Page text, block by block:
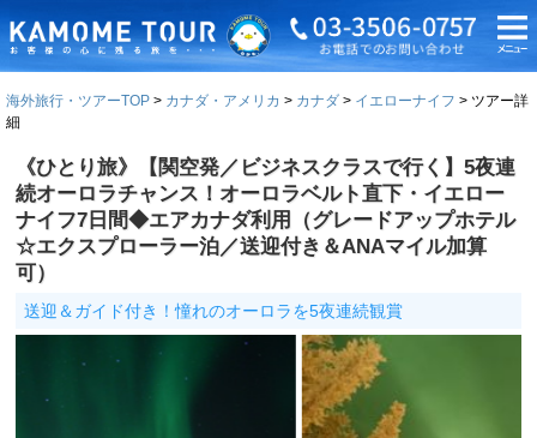
海外旅行・ツアーTOP カナダ・アメリカ カナダ イエローナイフ
ツアー詳
細
《ひとり旅》【関空発／ビジネスクラスで行く】5夜連
続オーロラチャンス！オーロラベルト直下・イエロー
ナイフ7日間◆エアカナダ利用（グレードアップホテル
☆エクスプローラー泊／送迎付き＆ANAマイル加算
可）
送迎＆ガイド付き！憧れのオーロラを5夜連続観賞